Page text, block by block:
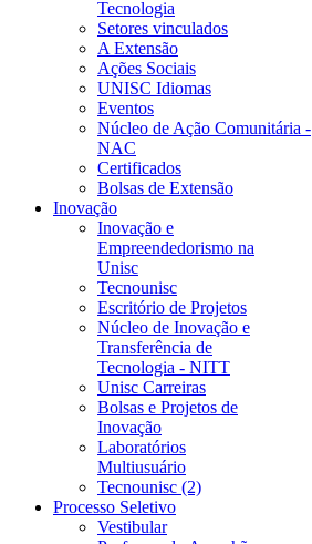
Tecnologia
Setores vinculados
A Extensão
Ações Sociais
UNISC Idiomas
Eventos
Núcleo de Ação Comunitária -
NAC
Certificados
Bolsas de Extensão
Inovação
Inovação e
Empreendedorismo na
Unisc
Tecnounisc
Escritório de Projetos
Núcleo de Inovação e
Transferência de
Tecnologia - NITT
Unisc Carreiras
Bolsas e Projetos de
Inovação
Laboratórios
Multiusuário
Tecnounisc (2)
Processo Seletivo
Vestibular